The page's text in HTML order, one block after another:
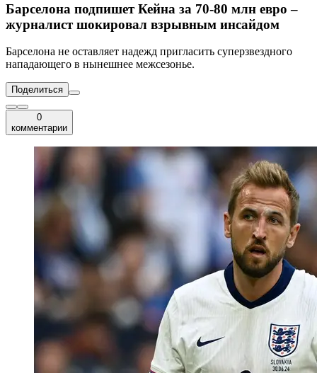
Барселона подпишет Кейна за 70-80 млн евро –
журналист шокировал взрывным инсайдом
Барселона не оставляет надежд пригласить суперзвездного
нападающего в нынешнее межсезонье.
Поделиться
0
комментарии